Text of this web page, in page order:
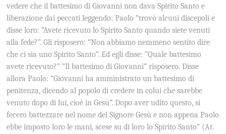
vedere che il battesimo di Giovanni non dava Spirito Santo e
liberazione dai peccati leggendo: Paolo “trovò alcuni discepoli e
disse loro: “Avete ricevuto lo Spirito Santo quando siete venuti
alla fede?”. Gli risposero: “Non abbiamo nemmeno sentito dire
che ci sia uno Spirito Santo”. Ed egli disse: “Quale battesimo
avete ricevuto?” “Il battesimo di Giovanni” risposero. Disse
allora Paolo: “Giovanni ha amministrato un battesimo di
penitenza, dicendo al popolo di credere in colui che sarebbe
venuto dopo di lui, cioè in Gesù”. Dopo aver udito questo, si
fecero battezzare nel nome del Signore Gesù e non appena Paolo
ebbe imposto loro le mani, scese su di loro lo Spirito Santo” (At.